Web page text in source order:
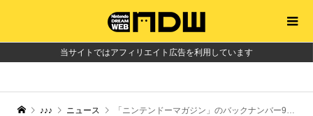
当サイトではアフィリエイト広告を利用しています
♪♪♪ ニュース 「ニンテンドーマガジン」のバックナンバー9号分が、25年3月中旬までの期間限定で公開中